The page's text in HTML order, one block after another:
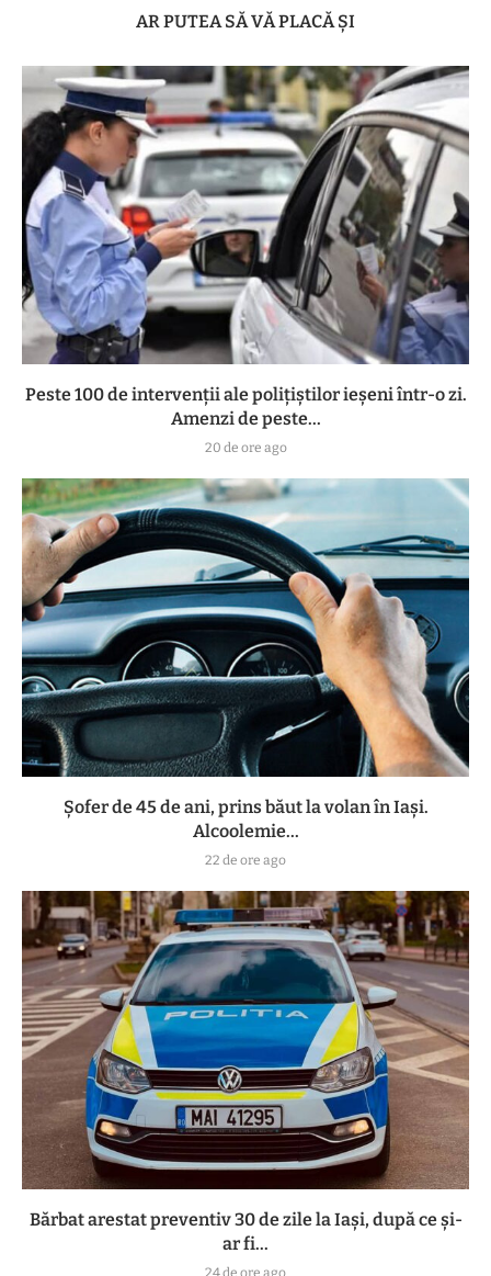
AR PUTEA SĂ VĂ PLACĂ ȘI
Peste 100 de intervenții ale polițiștilor ieșeni într-o zi.
Amenzi de peste...
20 de ore ago
Șofer de 45 de ani, prins băut la volan în Iași.
Alcoolemie...
22 de ore ago
Bărbat arestat preventiv 30 de zile la Iași, după ce și-
ar fi...